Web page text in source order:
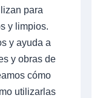
para
y limpios.
y ayuda a
y obras de
cómo
utilizarlas